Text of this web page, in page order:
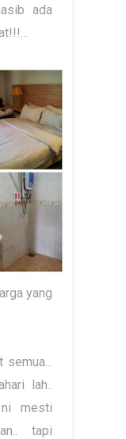
ada
yang
semua...
lah..
mesti
tapi